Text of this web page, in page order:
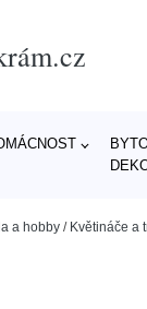
a hobby / Květináče a